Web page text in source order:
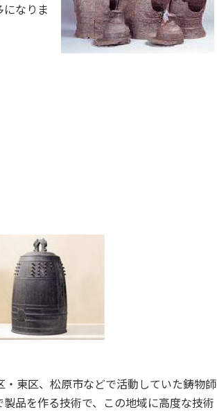
なりま
東区、松原市などで活動していた鋳物師
品を作る技術で、この地域に高度な技術